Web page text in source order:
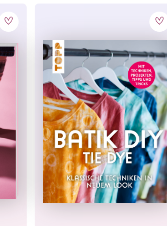
Jetzt anmelden und
10% sparen
Melde Dich jetzt zu unserem Newsletter an und
erhalte
10% Rabatt* auf Deine nächste
Bestellung.
Zusätzlich profitierst Du von tollen
Gratisanleitungenund verpasst keine Rabatt-
Aktionen
oderProduktneuheitenmehr.